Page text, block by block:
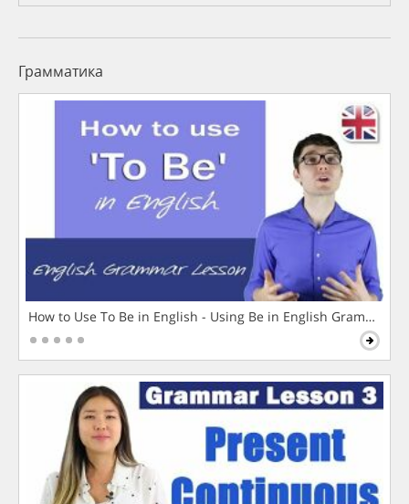
Грамматика
How to Use To Be in English - Using Be in English Grammar